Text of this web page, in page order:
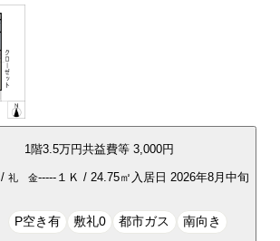
1階3.5万円共益費等3,000円
/礼 金----- １Ｋ / 24.75㎡ 入居日 2026年8月中旬
P空き有 敷礼0 都市ガス 南向き